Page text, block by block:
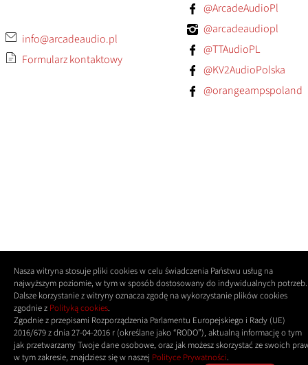
info@arcadeaudio.pl
Formularz kontaktowy
@ArcadeAudioPl
@arcadeaudiopl
@TTAudioPL
@KV2AudioPolska
@orangeampspoland
Nasza witryna stosuje pliki cookies w celu świadczenia Państwu usług na
najwyższym poziomie, w tym w sposób dostosowany do indywidualnych potrzeb.
Dalsze korzystanie z witryny oznacza zgodę na wykorzystanie plików cookies
zgodnie z Polityką cookies.
Zgodnie z przepisami Rozporządzenia Parlamentu Europejskiego i Rady (UE)
2016/679 z dnia 27-04-2016 r (określane jako “RODO”), aktualną informację o tym
jak przetwarzamy Twoje dane osobowe, oraz jak możesz skorzystać ze swoich
w tym zakresie, znajdziesz się w naszej Polityce Prywatności.